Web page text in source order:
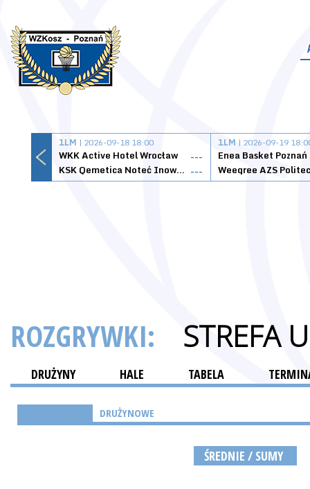
1LM | 2026-09-18 18:00
WKK Active Hotel Wrocław
---
KSK Qemetica Noteć Inowrocław ---
1LM | 2026-09-19
Enea Basket Poznań
ROZGRYWKI: STREFA
DRUŻYNY HALE TABELA
DRUŻYNOWE
ŚREDNIE / SUMY